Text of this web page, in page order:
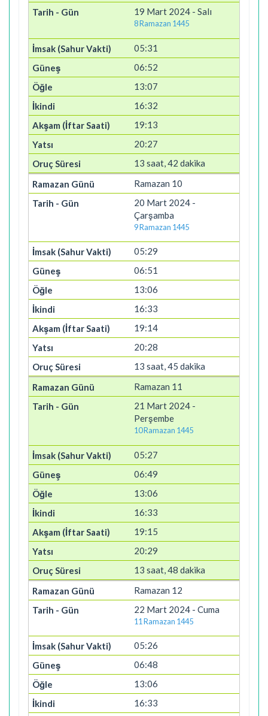
19 Mart 2024 - Salı
8 Ramazan 1445
05:31
06:52
13:07
16:32
19:13
20:27
13 saat, 42 dakika
Ramazan 10
20 Mart 2024 -
Çarşamba
9 Ramazan 1445
05:29
06:51
13:06
16:33
19:14
20:28
13 saat, 45 dakika
Ramazan 11
21 Mart 2024 -
Perşembe
10 Ramazan 1445
05:27
06:49
13:06
16:33
19:15
20:29
13 saat, 48 dakika
Ramazan 12
22 Mart 2024 - Cuma
11 Ramazan 1445
05:26
06:48
13:06
16:33